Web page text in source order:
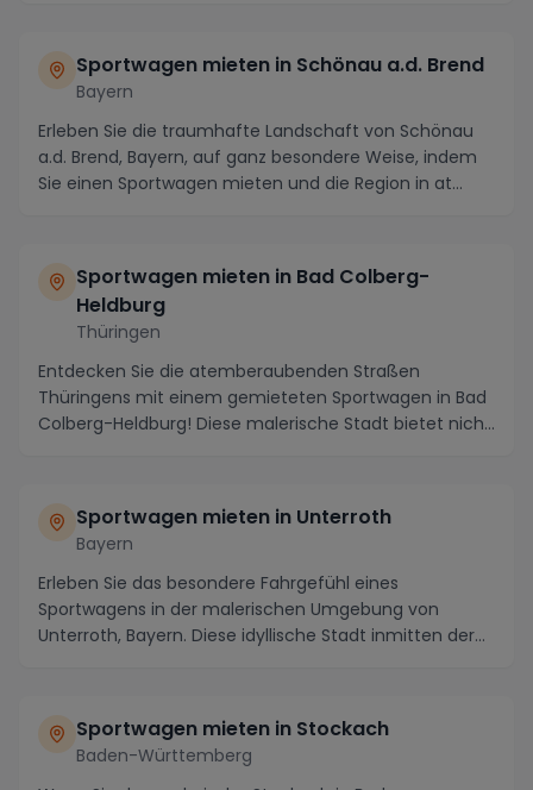
Sportwagen mieten in Schönau a.d. Brend
Bayern
Erleben Sie die traumhafte Landschaft von Schönau
a.d. Brend, Bayern, auf ganz besondere Weise, indem
Sie einen Sportwagen mieten und die Region in at...
Sportwagen mieten in Bad Colberg-
Heldburg
Thüringen
Entdecken Sie die atemberaubenden Straßen
Thüringens mit einem gemieteten Sportwagen in Bad
Colberg-Heldburg! Diese malerische Stadt bietet nicht
Sportwagen mieten in Unterroth
Bayern
Erleben Sie das besondere Fahrgefühl eines
Sportwagens in der malerischen Umgebung von
Unterroth, Bayern. Diese idyllische Stadt inmitten der
Sportwagen mieten in Stockach
Baden-Württemberg